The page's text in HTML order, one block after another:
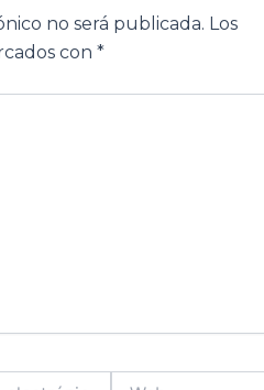
no será publicada. Los
con *